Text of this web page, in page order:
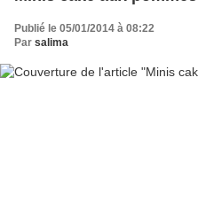
Publié le 05/01/2014 à 08:22
Par salima